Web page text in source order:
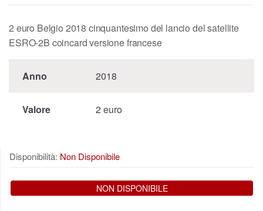
2 euro Belgio 2018 cinquantesimo del lancio del satellite
ESRO-2B coincard versione francese
Anno 2018
Valore 2 euro
Disponibilità: Non Disponibile
NON DISPONIBILE